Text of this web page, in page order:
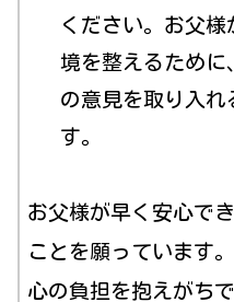
ください。お父様
境を整えるために
の意見を取り入れ
す。
お父様が早く安心で
ことを願っています
心の負担を抱えがち